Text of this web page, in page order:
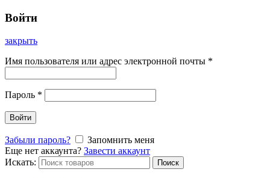
Войти
закрыть
Имя пользователя или адрес электронной почты *
Пароль *
Войти
Забыли пароль?
Запомнить меня
Еще нет аккаунта? Завести аккаунт
Искать:
Поиск